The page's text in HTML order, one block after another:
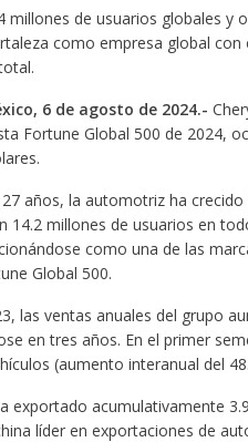
millones de usuarios globales y
como empresa global
6 de agosto de 2024.-
Fortune Global 500 de 2024,
27 años, la automotriz ha
14.2 millones de usuarios en
como una de las
Global 500.
las ventas anuales del grupo
en tres años. En el primer
(aumento interanual del
exportado acumulativamente
líder en exportaciones de